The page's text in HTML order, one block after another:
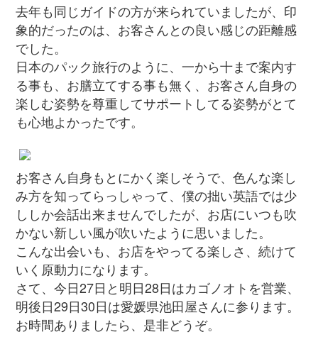
去年も同じガイドの方が来られていましたが、印
象的だったのは、お客さんとの良い感じの距離感
でした。
日本のパック旅行のように、一から十まで案内す
る事も、お膳立てする事も無く、お客さん自身の
楽しむ姿勢を尊重してサポートしてる姿勢がとて
も心地よかったです。
お客さん自身もとにかく楽しそうで、色んな楽し
み方を知ってらっしゃって、僕の拙い英語では少
ししか会話出来ませんでしたが、お店にいつも吹
かない新しい風が吹いたように思いました。
こんな出会いも、お店をやってる楽しさ、続けて
いく原動力になります。
さて、今日27日と明日28日はカゴノオトを営業、
明後日29日30日は愛媛県池田屋さんに参ります。
お時間ありましたら、是非どうぞ。